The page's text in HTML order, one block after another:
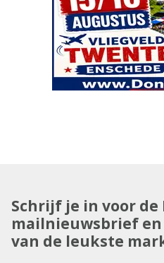
Schrijf je in voor
mailnieuwsbrief
van de leukste